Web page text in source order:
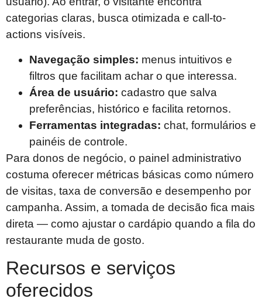
categorias claras, busca otimizada e call-to-
actions visíveis.
Navegação simples: menus intuitivos e
filtros que facilitam achar o que interessa.
Área de usuário: cadastro que salva
preferências, histórico e facilita retornos.
Ferramentas integradas: chat, formulários e
painéis de controle.
Para donos de negócio, o painel administrativo
costuma oferecer métricas básicas como número
de visitas, taxa de conversão e desempenho por
campanha. Assim, a tomada de decisão fica mais
direta — como ajustar o cardápio quando a fila do
restaurante muda de gosto.
Recursos e serviços
oferecidos